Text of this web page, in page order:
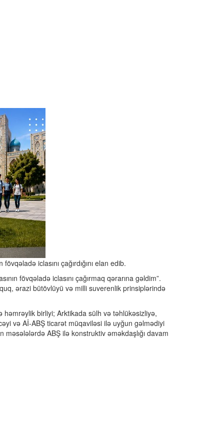
iclasını çağırdığını elan edib.
fövqəladə iclasını çağırmaq qərarına gəldim”.
ərazi bütövlüyü və milli suverenlik prinsiplərində
həmrəylik birliyi; Arktikada sülh və təhlükəsizliyə,
və Aİ-ABŞ ticarət müqaviləsi ilə uyğun gəlmədiyi
ABŞ ilə konstruktiv əməkdaşlığı davam